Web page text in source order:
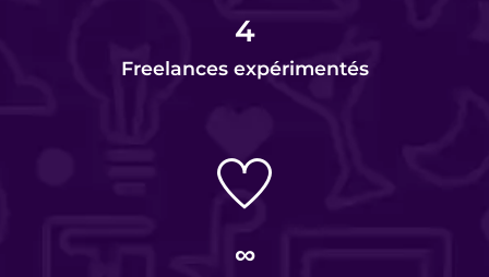
4
Freelances expérimentés
∞